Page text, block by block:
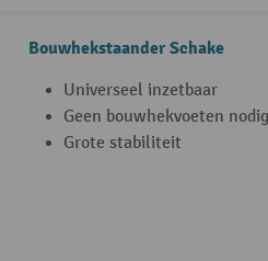
Bouwhekstaander Schake
Universeel inzetbaar
Geen bouwhekvoeten nodig
Grote stabiliteit